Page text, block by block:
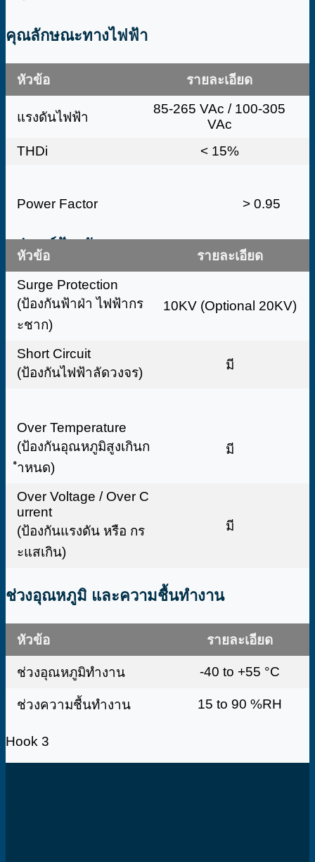
คุณลักษณะทางไฟฟ้า
หัวข้อ รายละเอียด
แรงดันไฟฟ้า
85-265 VAc / 100-305
VAc
THDi
< 15%
Power Factor > 0.95
อุปกรณ์ป้องกัน
หัวข้อ
รายละเอียด
Surge Protection
(ป้องกันฟ้าฝ่า ไฟฟ้ากร
ะชาก)
10KV (Optional 20KV)
Short Circuit
(ป้องกันไฟฟ้าลัดวงจร)
มี
Over Temperature
(ป้องกันอุณหภูมิสูงเกินก
ำหนด)
มี
Over Voltage / Over C
urrent
(ป้องกันแรงดัน หรือ กร
ะแสเกิน)
มี
ช่วงอุณหภูมิ และความชื้นทำงาน
หัวข้อ รายละเอียด
ช่วงอุณหภูมิทำงาน -40 to +55 °C
ช่วงความชื้นทำงาน 15 to 90 %RH
Hook 3